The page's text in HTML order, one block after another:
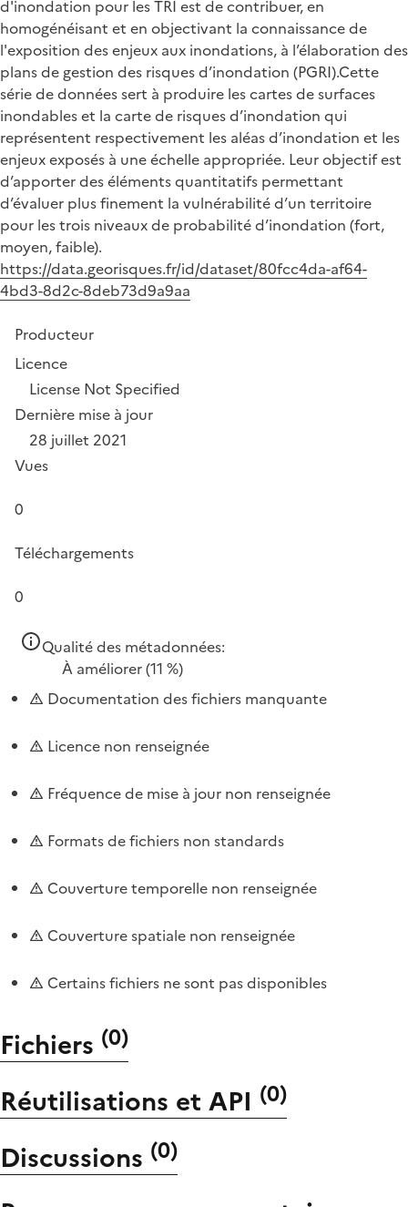
d'inondation pour les TRI est de contribuer, en
homogénéisant et en objectivant la connaissance de
l'exposition des enjeux aux inondations, à l’élaboration des
plans de gestion des risques d’inondation (PGRI).Cette
série de données sert à produire les cartes de surfaces
inondables et la carte de risques d’inondation qui
représentent respectivement les aléas d’inondation et les
enjeux exposés à une échelle appropriée. Leur objectif est
d’apporter des éléments quantitatifs permettant
d’évaluer plus finement la vulnérabilité d’un territoire
pour les trois niveaux de probabilité d’inondation (fort,
moyen, faible).
https://data.georisques.fr/id/dataset/80fcc4da-af64-
4bd3-8d2c-8deb73d9a9aa
Producteur
Licence
License Not Specified
Dernière mise à jour
28 juillet 2021
Vues
0
Téléchargements
0
Qualité des métadonnées:
À améliorer(11 %)
Documentation des fichiers manquante
Licence non renseignée
Fréquence de mise à jour non renseignée
Formats de fichiers non standards
Couverture temporelle non renseignée
Couverture spatiale non renseignée
Certains fichiers ne sont pas disponibles
Fichiers (0)
Réutilisations et API (0)
Discussions (0)